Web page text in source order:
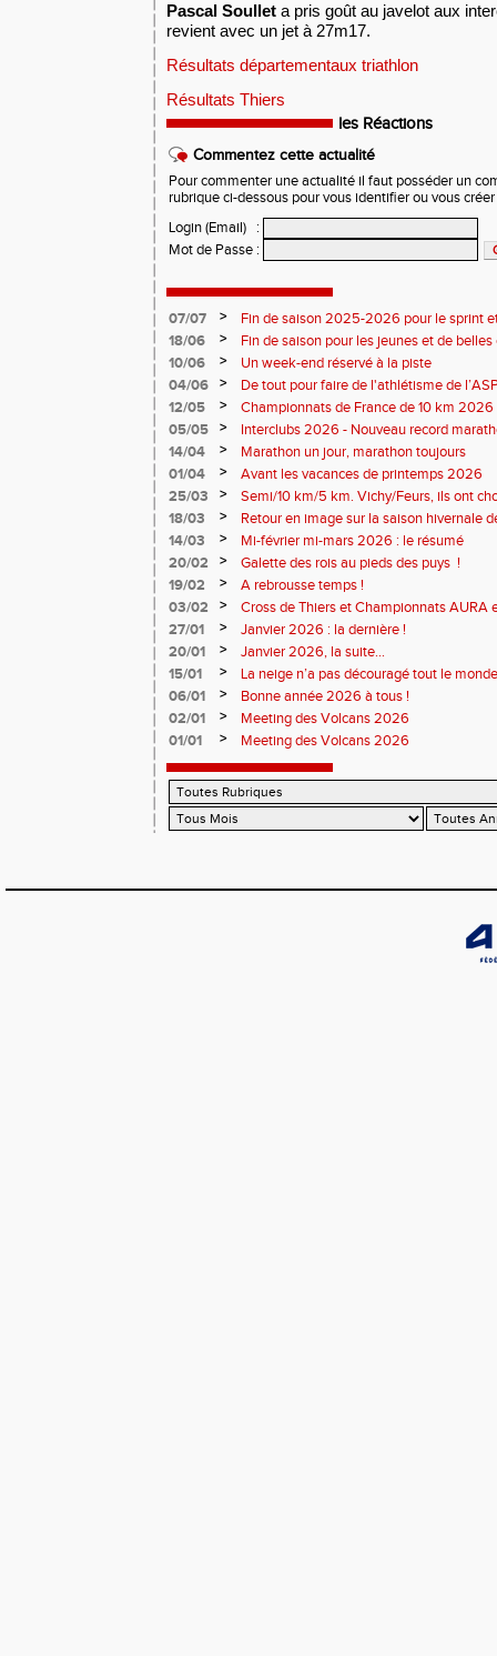
Pascal Soullet a pris goût au javelot aux
revient avec un jet à 27m17.
Résultats départementaux triathlon
Résultats Thiers
les Réactions
Commentez cette actualité
Pour commenter une actualité il faut posséder un
rubrique ci-dessous pour vous identifier ou vous
Login (Email)
:
Mot de Passe :
07/07 >
Fin de saison 2025-2026 pour le sprint
18/06
>
Fin de saison pour les jeunes et de
10/06
>
Un week-end réservé à la piste
04/06
>
De tout pour faire de l'athlétisme de
monde souriant
12/05 >
Championnats de France de 10 km
Soirées piste
05/05 >
Interclubs 2026 - Nouveau record
résultats
14/04 >
Marathon un jour, marathon toujours
01/04
>
Avant les vacances de printemps 2026
25/03
>
Semi/10 km/5 km. Vichy/Feurs, ils ont
18/03
>
Retour en image sur la saison hivernale
14/03
>
Mi-février mi-mars 2026 : le résumé
20/02
>
Galette des rois au pieds des puys !
19/02
>
A rebrousse temps !
03/02
>
Cross de Thiers et Championnats AURA
27/01
>
Janvier 2026 : la dernière !
20/01
>
Janvier 2026, la suite...
15/01
>
La neige n’a pas découragé tout le
06/01
>
Bonne année 2026 à tous !
02/01
>
Meeting des Volcans 2026
01/01
> Meeting des Volcans 2026